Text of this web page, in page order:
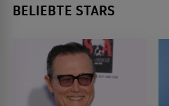
BELIEBTE STARS